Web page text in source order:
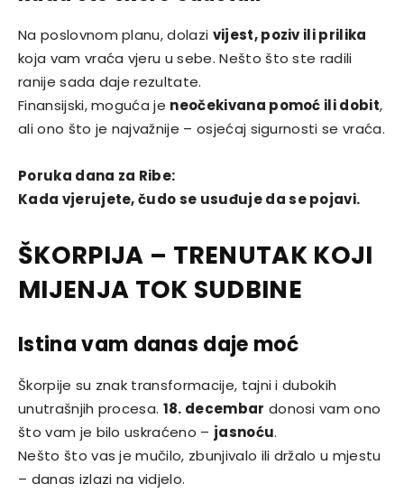
Na poslovnom planu, dolazi vijest, poziv ili prilika
koja vam vraća vjeru u sebe. Nešto što ste radili
ranije sada daje rezultate.
Finansijski, moguća je neočekivana pomoć ili dobit,
ali ono što je najvažnije – osjećaj sigurnosti se vraća.
Poruka dana za Ribe:
Kada vjerujete, čudo se usuđuje da se pojavi.
ŠKORPIJA – TRENUTAK KOJI
MIJENJA TOK SUDBINE
Istina vam danas daje moć
Škorpije su znak transformacije, tajni i dubokih
unutrašnjih procesa. 18. decembar donosi vam ono
što vam je bilo uskraćeno – jasnoću.
Nešto što vas je mučilo, zbunjivalo ili držalo u mjestu
– danas izlazi na vidjelo.